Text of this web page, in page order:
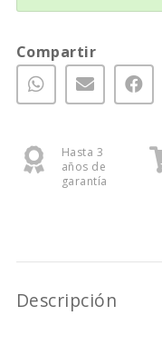
Compartir
Hasta 3
años de
garantía
Descripción